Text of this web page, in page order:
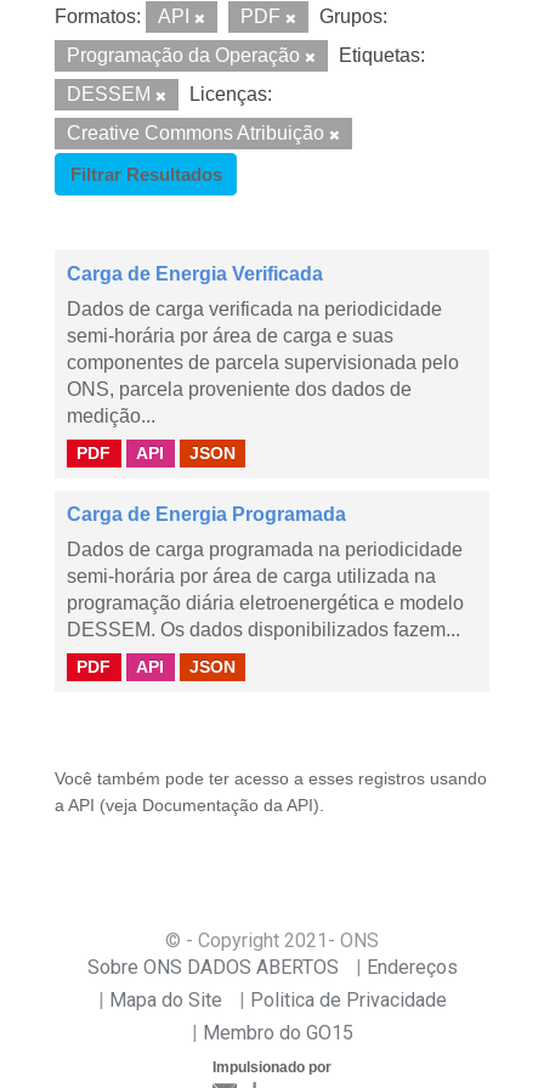
Formatos: API PDF
Grupos:
Programação da Operação
Etiquetas:
DESSEM
Licenças:
Creative Commons Atribuição
Filtrar Resultados
Carga de Energia Verificada
Dados de carga verificada na periodicidade
semi-horária por área de carga e suas
componentes de parcela supervisionada pelo
ONS, parcela proveniente dos dados de
medição...
PDF API JSON
Carga de Energia Programada
Dados de carga programada na periodicidade
semi-horária por área de carga utilizada na
programação diária eletroenergética e modelo
DESSEM. Os dados disponibilizados fazem...
PDF API JSON
Você também pode ter acesso a esses registros usando
a API (veja Documentação da API ).
© - Copyright 2021 - ONS
Sobre ONS DADOS ABERTOS
Endereços
Mapa do Site
Politica de Privacidade
Membro do GO15
Impulsionado por